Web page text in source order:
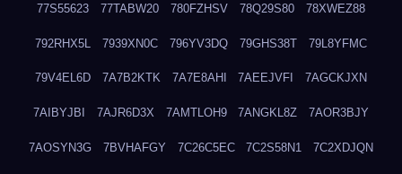
77S55623 77TABW20 780FZHSV 78Q29S80 78XWEZ88
792RHX5L 7939XN0C 796YV3DQ 79GHS38T 79L8YFMC
79V4EL6D 7A7B2KTK 7A7E8AHI 7AEEJVFI 7AGCKJXN
7AIBYJBI 7AJR6D3X 7AMTLOH9 7ANGKL8Z 7AOR3BJY
7AOSYN3G 7BVHAFGY 7C26C5EC 7C2S58N1 7C2XDJQN